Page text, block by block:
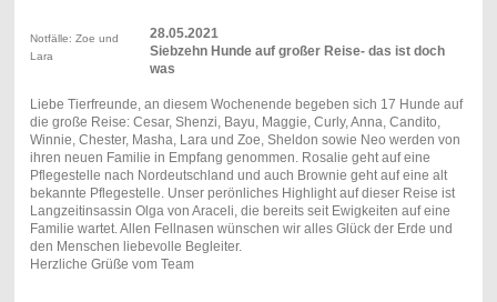
Notfälle: Zoe und
Lara
28.05.2021
Siebzehn Hunde auf großer Reise- das ist doch
was
Liebe Tierfreunde, an diesem Wochenende begeben sich 17 Hunde auf
die große Reise: Cesar, Shenzi, Bayu, Maggie, Curly, Anna, Candito,
Winnie, Chester, Masha, Lara und Zoe, Sheldon sowie Neo werden von
ihren neuen Familie in Empfang genommen. Rosalie geht auf eine
Pflegestelle nach Nordeutschland und auch Brownie geht auf eine alt
bekannte Pflegestelle. Unser perönliches Highlight auf dieser Reise ist
Langzeitinsassin Olga von Araceli, die bereits seit Ewigkeiten auf eine
Familie wartet. Allen Fellnasen wünschen wir alles Glück der Erde und
den Menschen liebevolle Begleiter.
Herzliche Grüße vom Team